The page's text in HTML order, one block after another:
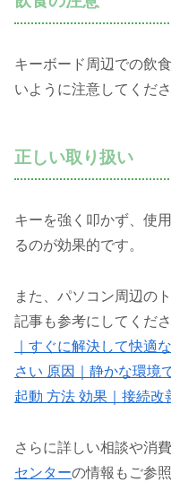
キーボード周辺での飲
いように注意してくださ
正しい取り扱い
キーを強く叩かず、使
るのが効果的です。
また、パソコン周辺の
記事も参考にしてくださ
｜すぐに解決して快適
さい 原因｜静かな環境
起動 方法 効果｜接続改
さらに詳しい相談や消
センターの情報もご参